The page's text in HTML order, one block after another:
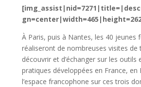
À Paris, puis à Nantes, les 40 jeunes
réaliseront de nombreuses visites de
découvrir et d’échanger sur les outils
pratiques développées en France, en
l’espace francophone sur ces trois